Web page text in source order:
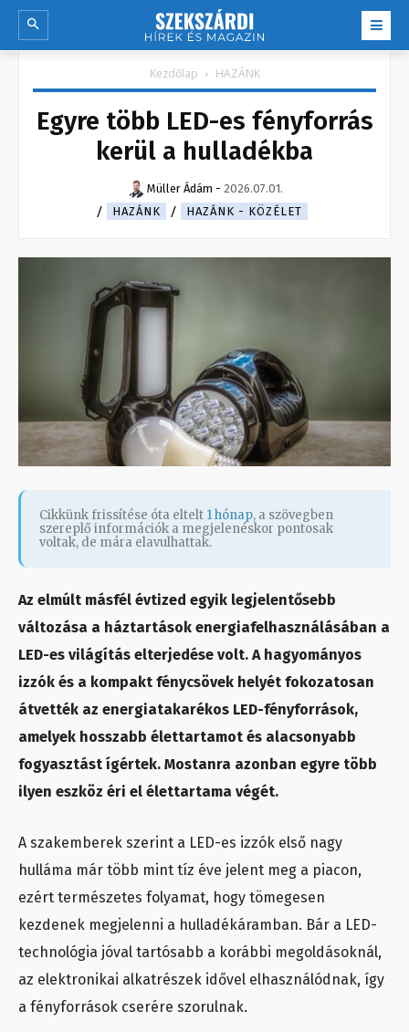
Kezdőlap HAZÁNK
Egyre több LED-es fényforrás
kerül a hulladékba
Müller Ádám - 2026.07.01.
HAZÁNK
HAZÁNK - KÖZÉLET
Cikkünk frissítése óta eltelt 1 hónap, a szövegben
szereplő információk a megjelenéskor pontosak
voltak, de mára elavulhattak.
Az elmúlt másfél évtized egyik legjelentősebb
változása a háztartások energiafelhasználásában a
LED-es világítás elterjedése volt. A hagyományos
izzók és a kompakt fénycsövek helyét fokozatosan
átvették az energiatakarékos LED-fényforrások,
amelyek hosszabb élettartamot és alacsonyabb
fogyasztást ígértek. Mostanra azonban egyre több
ilyen eszköz éri el élettartama végét.
A szakemberek szerint a LED-es izzók első nagy
hulláma már több mint tíz éve jelent meg a piacon,
ezért természetes folyamat, hogy tömegesen
kezdenek megjelenni a hulladékáramban. Bár a LED-
technológia jóval tartósabb a korábbi megoldásoknál,
az elektronikai alkatrészek idővel elhasználódnak, így
a fényforrások cserére szorulnak.